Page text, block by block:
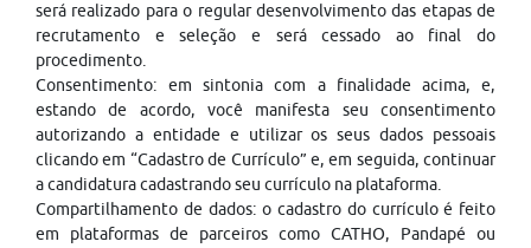
será realizado para o regular desenvolvimento das etapas de
recrutamento e seleção e será cessado ao final do
procedimento.
Consentimento: em sintonia com a finalidade acima, e,
estando de acordo, você manifesta seu consentimento
autorizando a entidade e utilizar os seus dados pessoais
clicando em “Cadastro de Currículo” e, em seguida, continuar
a candidatura cadastrando seu currículo na plataforma.
Compartilhamento de dados: o cadastro do currículo é feito
em plataformas de parceiros como CATHO, Pandapé ou